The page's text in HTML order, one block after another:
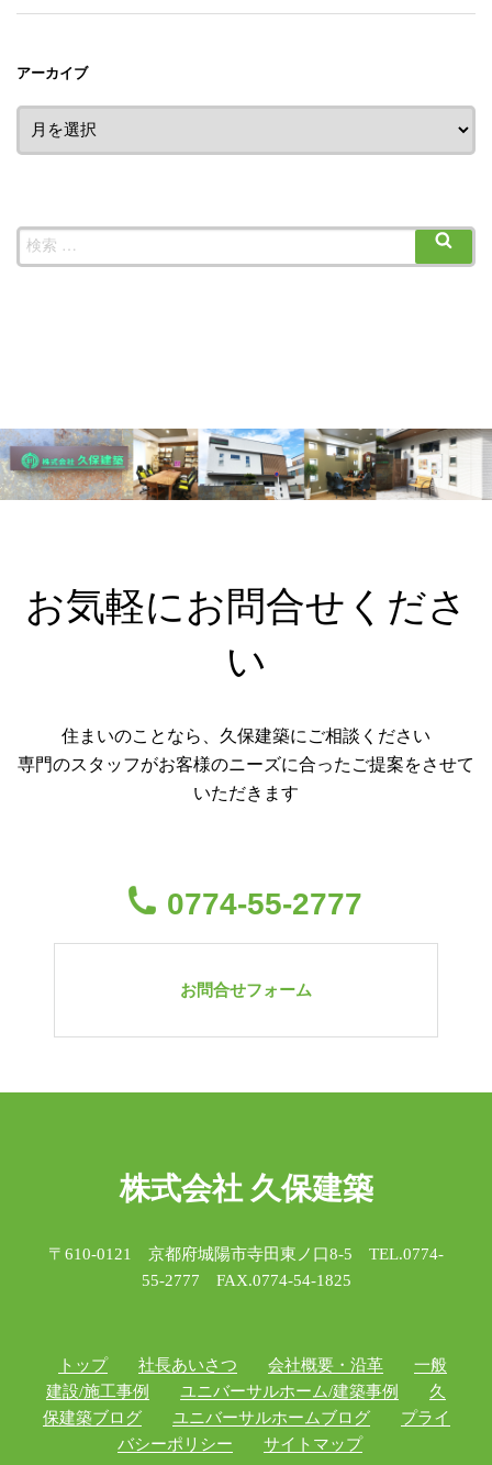
アーカイブ
検
索:
索
お気軽にお問合せくださ
い
住まいのことなら、久保建築にご相談ください
専門のスタッフがお客様のニーズに合ったご提案をさせて
いただきます
0774-55-2777
お問合せフォーム
株式会社 久保建築
〒610-0121 京都府城陽市寺田東ノ口8-5 TEL.0774-
55-2777 FAX.0774-54-1825
トップ 社長あいさつ 会社概要・沿革
一般
建設/施工事例
ユニバーサルホーム/建築事例
久
保建築ブログ
ユニバーサルホームブログ
プライ
バシーポリシー
サイトマップ